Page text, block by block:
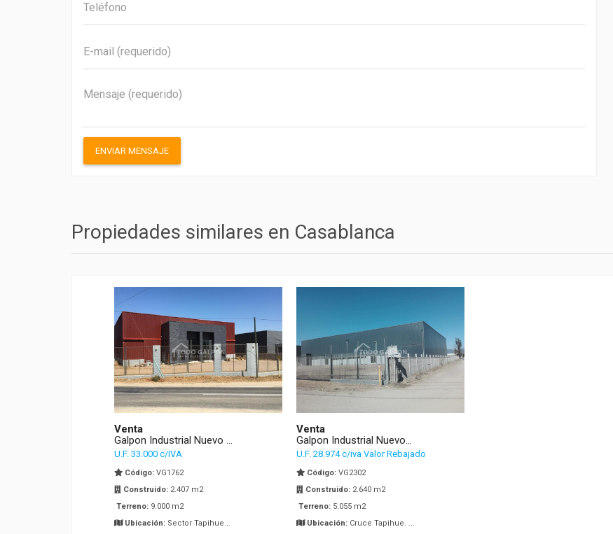
ENVIAR MENSAJE
Propiedades similares en Casablanca
Venta
Galpon Industrial Nuevo ...
U.F. 33.000 c/IVA
Código: VG1762
Construido: 2.407 m2
Terreno: 9.000 m2
Ubicación: Sector Tapihue...
Venta
Galpon Industrial Nuevo...
U.F. 28.974 c/iva Valor Rebajado
Código: VG2302
Construido: 2.640 m2
Terreno: 5.055 m2
Ubicación: Cruce Tapihue. ...